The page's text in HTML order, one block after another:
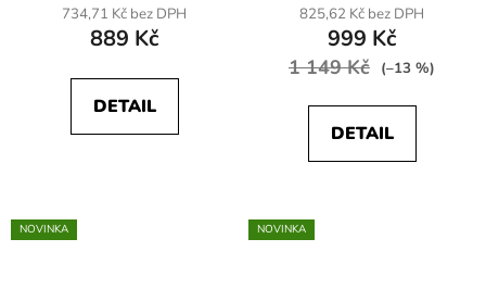
734,71 Kč bez DPH
889 Kč
DETAIL
černá
825,62 Kč bez DPH
999 Kč
1 149 Kč (–13 %)
DETAIL
NOVINKA NOVINKA